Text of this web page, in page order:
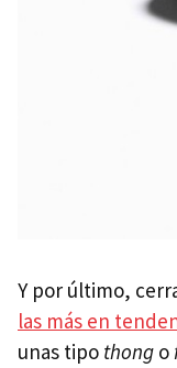
Y por último,
las más en
unas tipo thong o